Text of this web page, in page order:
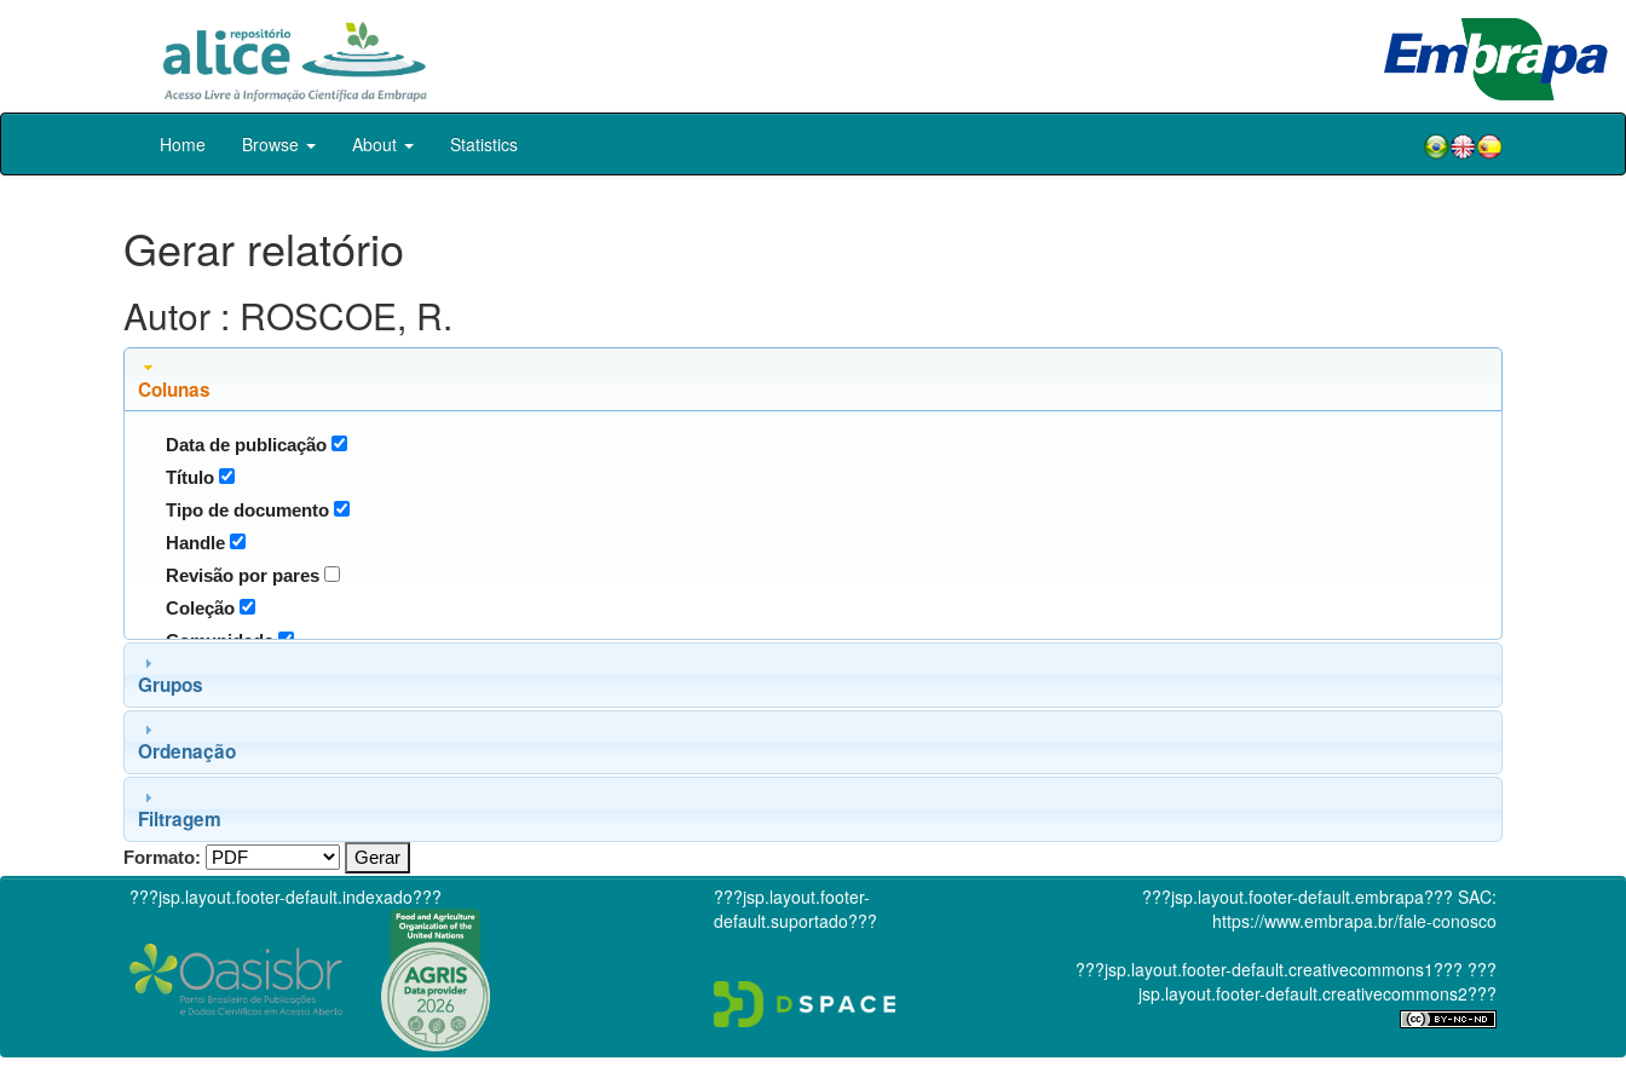
Skip
Home Browse About Statistics
Gerar relatório
Autor : ROSCOE, R.
Colunas
Data de publicação
Título
Tipo de documento
Handle
Revisão por pares
Coleção
Comunidade
Grupos
Ordenação
Filtragem
Formato:
???jsp.layout.footer-default.indexado???
???jsp.layout.footer-
default.suportado???
???jsp.layout.footer-default.embrapa??? SAC:
https://www.embrapa.br/fale-conosco
???jsp.layout.footer-default.creativecommons1??? ???
jsp.layout.footer-default.creativecommons2???